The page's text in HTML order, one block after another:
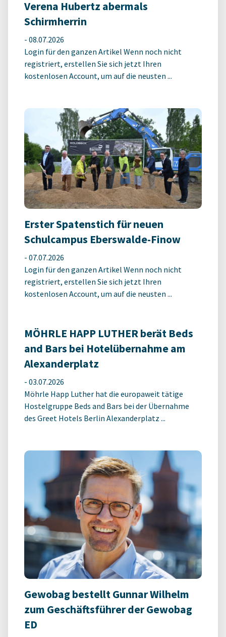
Verena Hubertz abermals
Schirmherrin
- 08.07.2026
Login für den ganzen Artikel Wenn noch nicht
registriert, erstellen Sie sich jetzt Ihren
kostenlosen Account, um auf die neusten ...
Erster Spatenstich für neuen
Schulcampus Eberswalde-Finow
- 07.07.2026
Login für den ganzen Artikel Wenn noch nicht
registriert, erstellen Sie sich jetzt Ihren
kostenlosen Account, um auf die neusten ...
MÖHRLE HAPP LUTHER berät Beds
and Bars bei Hotelübernahme am
Alexanderplatz
- 03.07.2026
Möhrle Happ Luther hat die europaweit tätige
Hostelgruppe Beds and Bars bei der Übernahme
des Greet Hotels Berlin Alexanderplatz ...
Gewobag bestellt Gunnar Wilhelm
zum Geschäftsführer der Gewobag
ED